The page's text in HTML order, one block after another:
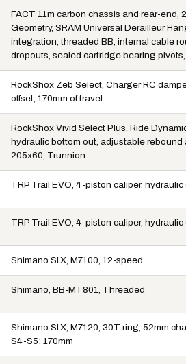
FACT 11m carbon chassis and rear-end,
Geometry, SRAM Universal Derailleur
integration, threaded BB, internal cable
dropouts, sealed cartridge bearing pivots,
RockShox Zeb Select, Charger RC
offset, 170mm of travel
RockShox Vivid Select Plus, Ride
hydraulic bottom out, adjustable rebound
205x60, Trunnion
TRP Trail EVO, 4-piston caliper, hydraulic
TRP Trail EVO, 4-piston caliper, hydraulic
Shimano SLX, M7100, 12-speed
Shimano, BB-MT801, Threaded
Shimano SLX, M7120, 30T ring, 52mm
S4-S5: 170mm